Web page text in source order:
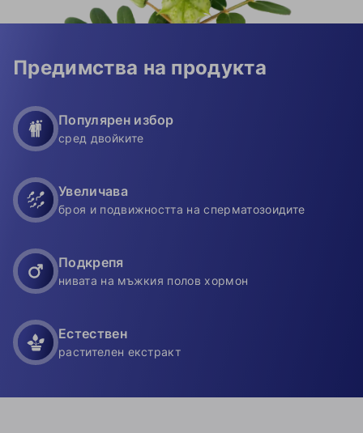
Предимства на продукта
Популярен избор
сред двойките
Увеличава
броя и подвижността на сперматозоидите
Подкрепя
нивата на мъжкия полов хормон
Естествен
растителен екстракт